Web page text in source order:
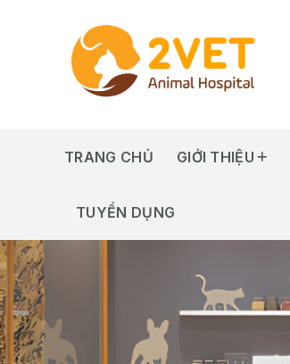
TRANG CHỦ GIỚI THIỆU
TUYỂN DỤNG